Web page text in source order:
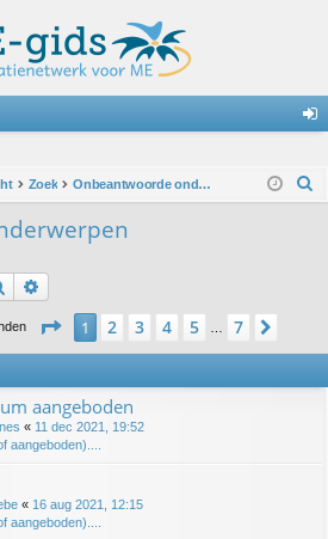
m
Zoek Onbeantwoorde onderwerpen
Zoek
Pagina van7
1 2 3 4 5 7
aangeboden
« 11 dec 2021, 19:52
aangeboden)....
« 16 aug 2021, 12:15
aangeboden)....